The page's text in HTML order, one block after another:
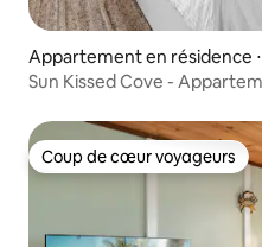
Appartement en résidence
Sun Kissed Cove -
Coup de cœur voyageurs
Coup de cœur voyageurs